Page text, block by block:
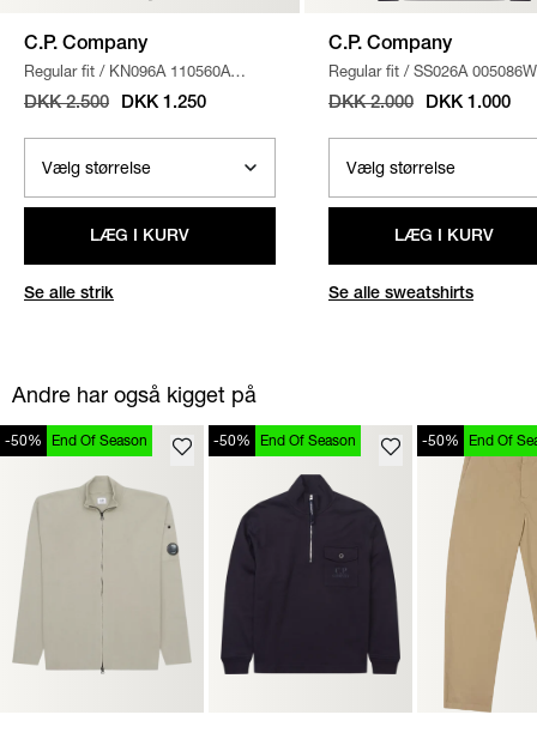
C.P. Company
Regular fit / KN096A 110560A
STRIK / SAND
DKK 2.500 DKK 1.250
LÆG I KURV
Se alle strik
C.P. Company
Regular fit / SS026A 005086W
SWEATSHIRT
/ NAVY
DKK 2.000 DKK 1.000
LÆG I KURV
Se alle sweatshirts
Andre har også kigget på
-50% End Of Season -50% End Of Season -50% End Of